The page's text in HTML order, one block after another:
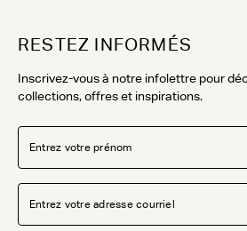
RESTEZ INFORMÉS
Inscrivez-vous à notre infolettre pour
collections, offres et inspirations.